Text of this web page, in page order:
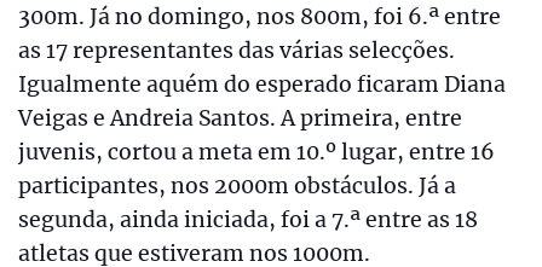
300m. Já no domingo, nos 800m, foi 6.ª entre
as 17 representantes das várias selecções.
Igualmente aquém do esperado ficaram Diana
Veigas e Andreia Santos. A primeira, entre
juvenis, cortou a meta em 10.º lugar, entre 16
participantes, nos 2000m obstáculos. Já a
segunda, ainda iniciada, foi a 7.ª entre as 18
atletas que estiveram nos 1000m.